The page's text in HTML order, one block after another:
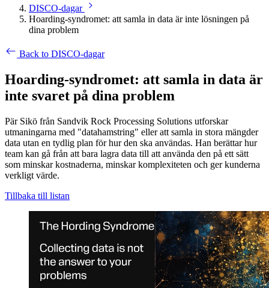
DISCO-dagar
Hoarding-syndromet: att samla in data är inte lösningen på
dina problem
Back to DISCO-dagar
Hoarding-syndromet: att samla in data är
inte svaret på dina problem
Pär Sikö från Sandvik Rock Processing Solutions utforskar
utmaningarna med "datahamstring" eller att samla in stora mängder
data utan en tydlig plan för hur den ska användas. Han berättar hur
team kan gå från att bara lagra data till att använda den på ett sätt
som minskar kostnaderna, minskar komplexiteten och ger kunderna
verkligt värde.
Tillbaka till listan